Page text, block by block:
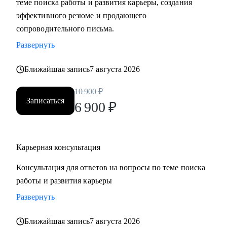
• Составить «продающее» резюме (самостоятельно
формата
• Выбрать между несколькими предложениями о работе и
Кому могу помочь:
Руководителям и специалистам из сфер производства, с/х,
сервисов и из госструктур по функциям:
• Административный блок (финансы, юриспруденция, HR,
ОТиТБ, СБ, ПТО, АХО, GR, секретариат, сметно-
договорная работа)
• Производственно-технический блок, строительство
теме поиска работы и развития карьеры, создания
эффективного резюме и продающего
сопроводительного письма.
Развернуть
Ближайшая запись7 августа 2026
Записаться
10 900 ₽
6 900 ₽
Карьерная консультация
Консультация для ответов на вопросы по теме поиска
работы и развития карьеры
Развернуть
Ближайшая запись7 августа 2026